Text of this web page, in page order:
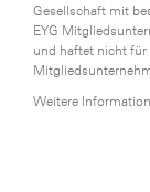
Gesellschaft mit
EYG
und haftet nicht für
Weitere